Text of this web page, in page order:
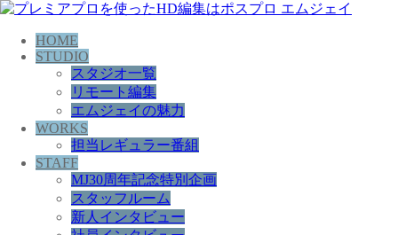
HOME
STUDIO
スタジオ一覧
リモート編集
エムジェイの魅力
WORKS
担当レギュラー番組
STAFF
MJ30周年記念特別企画
スタッフルーム
新人インタビュー